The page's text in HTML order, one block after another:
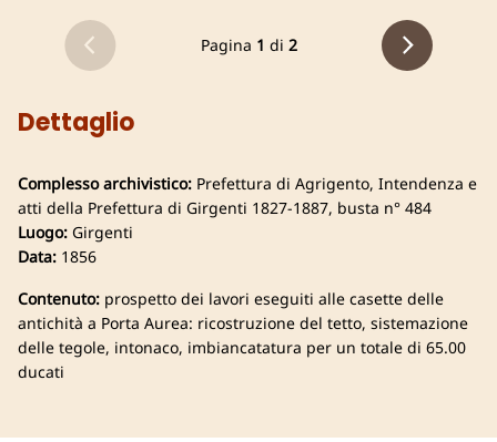
Pagina 1 di 2
Dettaglio
Complesso archivistico: Prefettura di Agrigento, Intendenza e
atti della Prefettura di Girgenti 1827-1887, busta n° 484
Luogo: Girgenti
Data: 1856
Contenuto: prospetto dei lavori eseguiti alle casette delle
antichità a Porta Aurea: ricostruzione del tetto, sistemazione
delle tegole, intonaco, imbiancatatura per un totale di 65.00
ducati